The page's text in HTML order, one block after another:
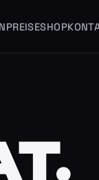
PREISESHOP